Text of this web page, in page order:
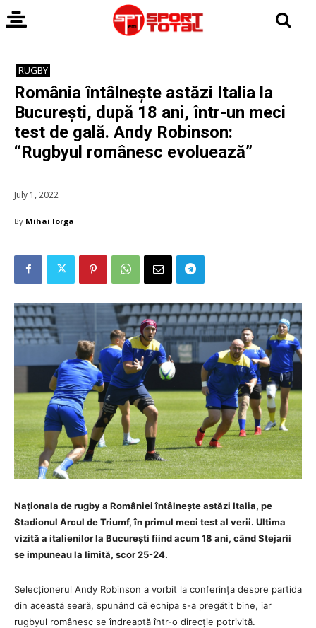
RUGBY
România întâlnește astăzi Italia la
București, după 18 ani, într-un meci
test de gală. Andy Robinson:
“Rugbyul românesc evoluează”
July 1, 2022
By Mihai Iorga
Naționala de rugby a României întâlnește astăzi Italia, pe
Stadionul Arcul de Triumf, în primul meci test al verii. Ultima
vizită a italienilor la București fiind acum 18 ani, când Stejarii
se impuneau la limită, scor 25-24.
Selecționerul Andy Robinson a vorbit la conferința despre partida
din această seară, spunând că echipa s-a pregătit bine, iar
rugbyul românesc se îndreaptă într-o direcție potrivită.